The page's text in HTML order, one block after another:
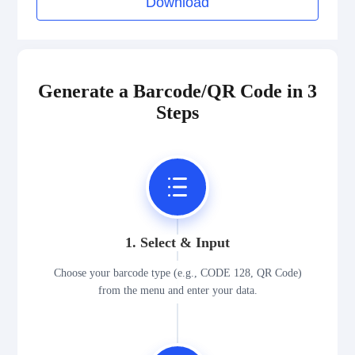
2D Codes
Generate a Barcode/QR Code in 3
Steps
1. Select & Input
Choose your barcode type (e.g., CODE 128, QR Code)
from the menu and enter your data.